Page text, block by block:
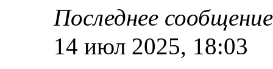
Последнее
14 июл 2025, 18:03